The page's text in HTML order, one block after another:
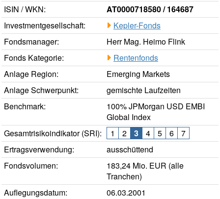
ISIN / WKN:
AT0000718580 / 164687
Investmentgesellschaft:
Kepler-Fonds
Fondsmanager:
Herr Mag. Heimo Flink
Fonds Kategorie:
Rentenfonds
Anlage Region:
Emerging Markets
Anlage Schwerpunkt:
gemischte Laufzeiten
Benchmark:
100% JPMorgan USD EMBI
Global Index
Gesamtrisikoindikator (SRI):
1 2 3 4 5 6
7
Ertragsverwendung:
ausschüttend
Fondsvolumen:
183,24 Mio. EUR (alle
Tranchen)
Auflegungsdatum:
06.03.2001